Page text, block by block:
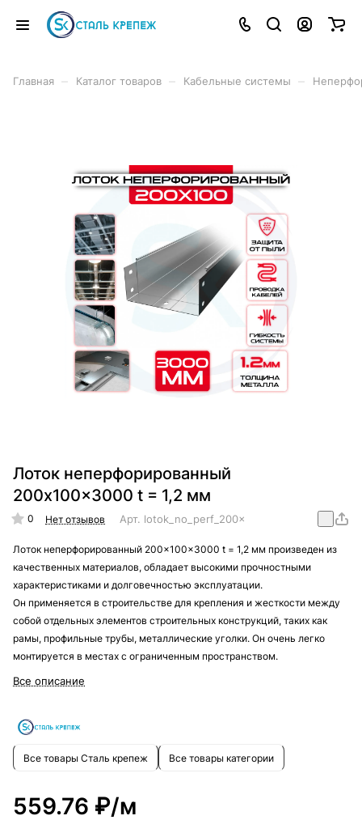
Главная Каталог товаров Кабельные системы
Лоток неперфорированный
200x100x3000 t = 1,2 мм
0 Нет отзывов Арт. lotok_no_perf_200x100x3000_t_=_1,2_mm
Лоток неперфорированный 200x100x3000 t = 1,2 мм произведен из
качественных материалов, обладает высокими прочностными
характеристиками и долговечностью эксплуатации.
Он применяется в строительстве для крепления и жесткости между
собой отдельных элементов строительных конструкций, таких как
рамы, профильные трубы, металлические уголки. Он очень легко
монтируется в местах с ограниченным пространством.
Все описание
Все товары Сталь крепеж Все товары категории
559.76 ₽/м